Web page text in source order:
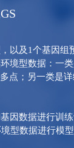
以及1个基因组
境型数据：一
点；另一类是
因数据进行训
型数据进行模型